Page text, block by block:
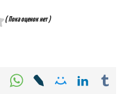
( Пока оценок нет )